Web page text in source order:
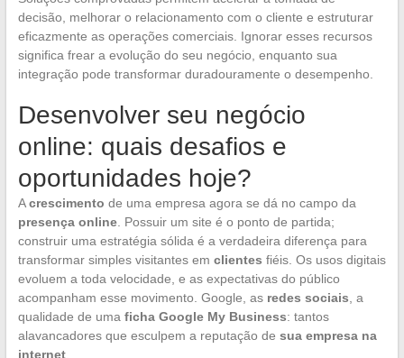
decisão, melhorar o relacionamento com o cliente e estruturar
eficazmente as operações comerciais. Ignorar esses recursos
significa frear a evolução do seu negócio, enquanto sua
integração pode transformar duradouramente o desempenho.
Desenvolver seu negócio
online: quais desafios e
oportunidades hoje?
Acrescimento de uma empresa agora se dá no campo da
presença online. Possuir um site é o ponto de partida;
construir uma estratégia sólida é a verdadeira diferença para
transformar simples visitantes em clientes fiéis. Os usos digitais
evoluem a toda velocidade, e as expectativas do público
acompanham esse movimento. Google, as redes sociais , a
qualidade de uma ficha Google My Business: tantos
alavancadores que esculpem a reputação de sua empresa na
internet.